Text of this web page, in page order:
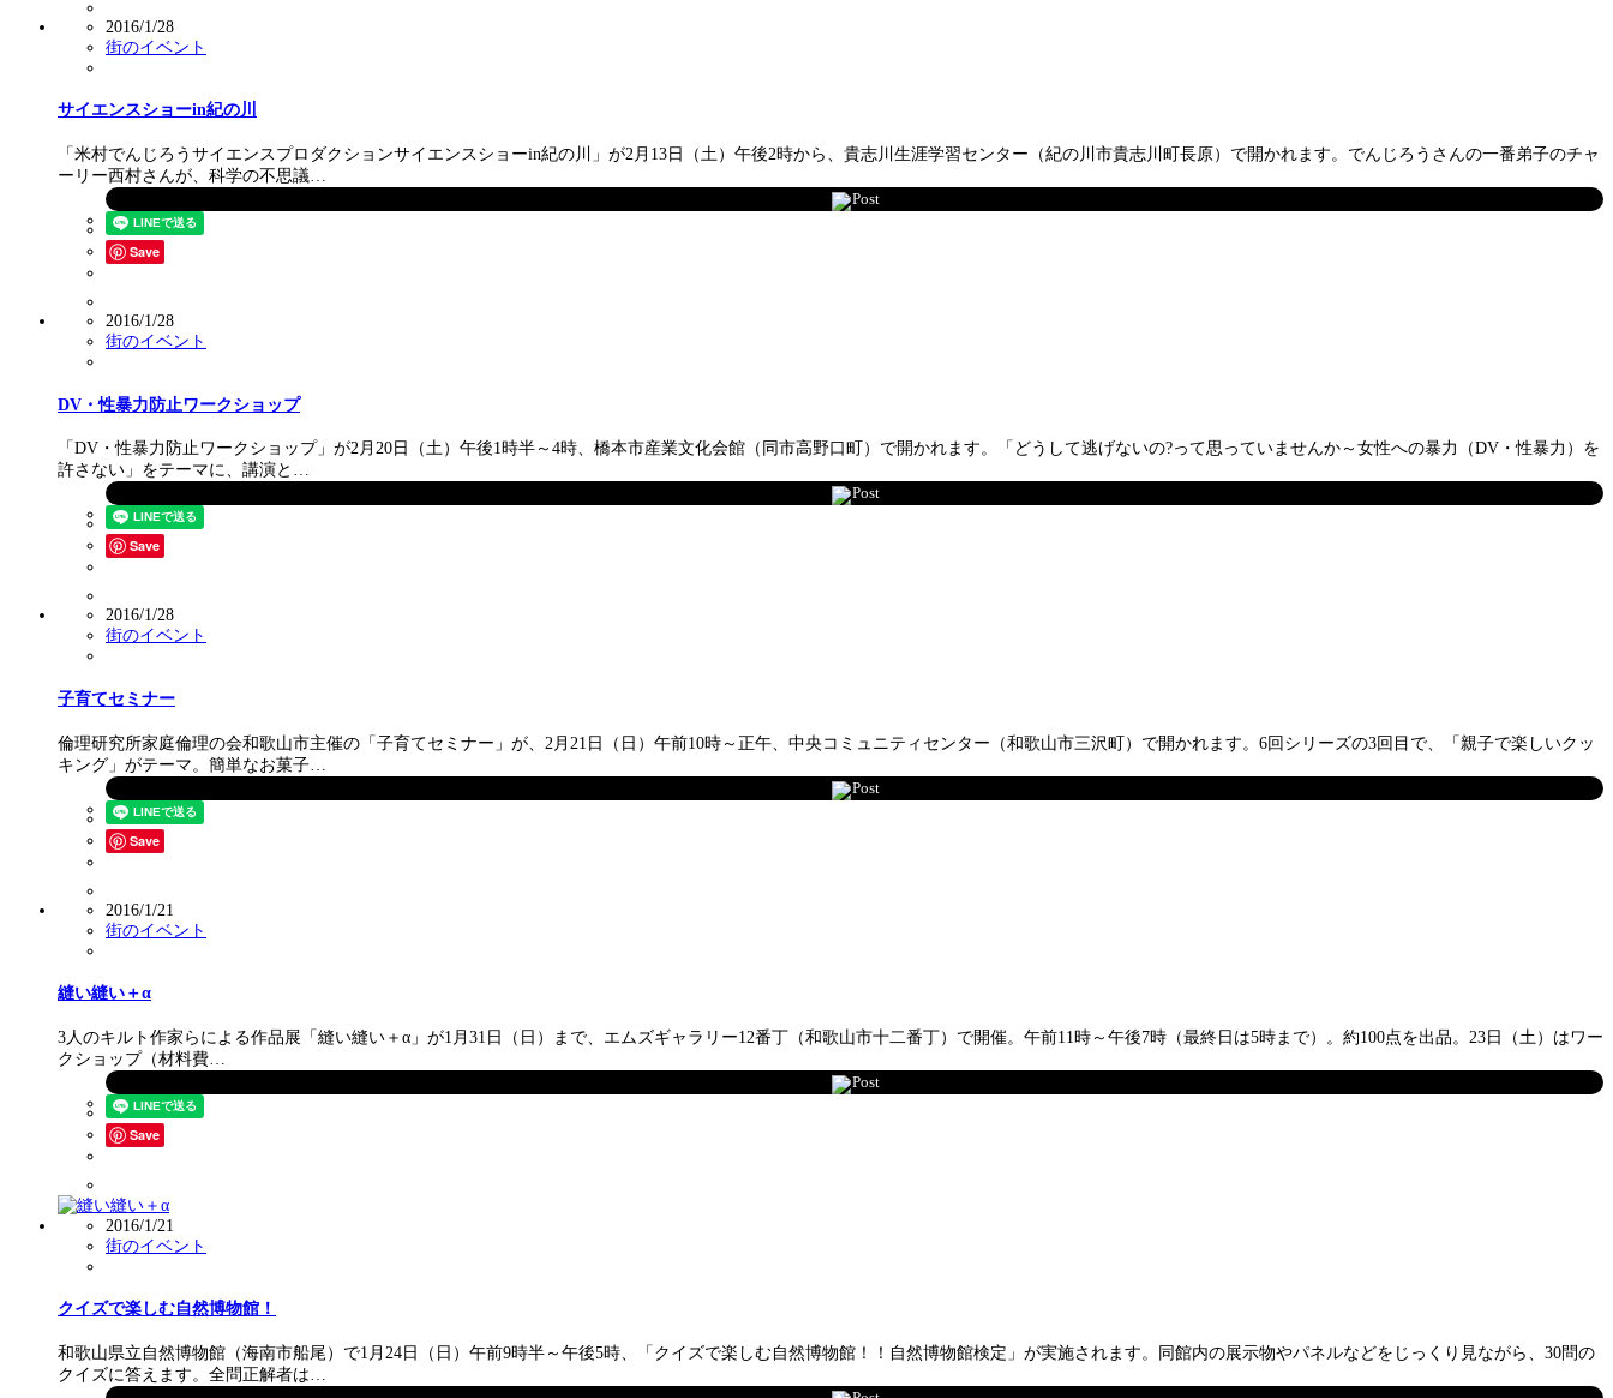
2016/1/28
街のイベント
サイエンスショーin紀の川
「米村でんじろうサイエンスプロダクションサイエンスショーin紀の川」が2月13日（土）午後2時から、貴志川生涯学習センター（紀の川市貴志川町長原）で開かれます。でんじろうさんの一番弟子のチャ
ーリー西村さんが、科学の不思議…
Post
Save
2016/1/28
街のイベント
DV・性暴力防止ワークショップ
「DV・性暴力防止ワークショップ」が2月20日（土）午後1時半～4時、橋本市産業文化会館（同市高野口町）で開かれます。「どうして逃げないの?って思っていませんか～女性への暴力（DV・性暴力）を
許さない」をテーマに、講演と…
Post
Save
2016/1/28
街のイベント
子育てセミナー
倫理研究所家庭倫理の会和歌山市主催の「子育てセミナー」が、2月21日（日）午前10時～正午、中央コミュニティセンター（和歌山市三沢町）で開かれます。6回シリーズの3回目で、「親子で楽しいクッ
キング」がテーマ。簡単なお菓子…
Post
Save
2016/1/21
街のイベント
縫い縫い＋α
3人のキルト作家らによる作品展「縫い縫い＋α」が1月31日（日）まで、エムズギャラリー12番丁（和歌山市十二番丁）で開催。午前11時～午後7時（最終日は5時まで）。約100点を出品。23日（土）はワー
クショップ（材料費…
Post
Save
2016/1/21
街のイベント
クイズで楽しむ自然博物館！
和歌山県立自然博物館（海南市船尾）で1月24日（日）午前9時半～午後5時、「クイズで楽しむ自然博物館！！自然博物館検定」が実施されます。同館内の展示物やパネルなどをじっくり見ながら、30問の
クイズに答えます。全問正解者は…